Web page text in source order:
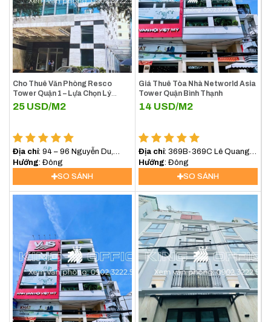
Cho Thuê Văn Phòng Resco
Tower Quận 1 – Lựa Chọn Lý
Tưởng Cho Doanh Nghiệp Tại
Trung Tâm TP.HCM
25 USD/M2
Địa chỉ: 94 – 96 Nguyễn Du,
Phường Sài Gòn (Phường Bến
Nghé, Quận 1)
Hướng : Đông
SO SÁNH
Giá Thuê Tòa Nhà Networld Asia
Tower Quận Bình Thạnh
14 USD/M2
Địa chỉ: 369B-369C Lê Quang
Định, Phường Bình Lợi Trung,
(Bình Thạnh) TP.HCM
Hướng : Đông
SO SÁNH